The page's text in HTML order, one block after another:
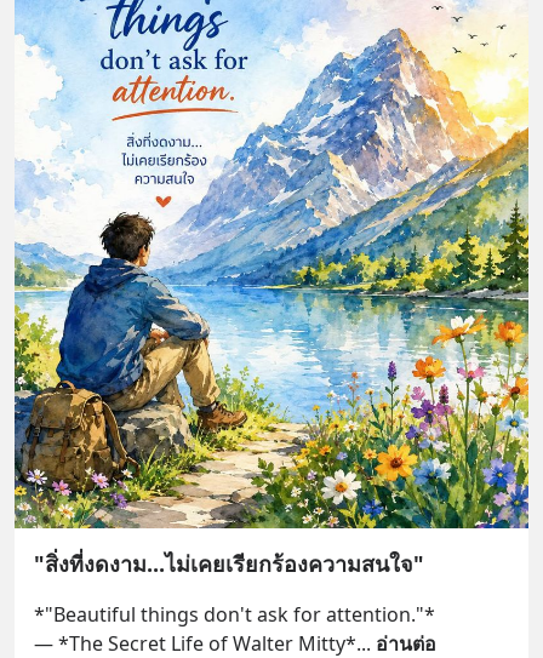
"สิ่งที่งดงาม...ไม่เคยเรียกร้องความสนใจ"
*"Beautiful things don't ask for attention."*
— *The Secret Life of Walter Mitty*... อ่านต่อ